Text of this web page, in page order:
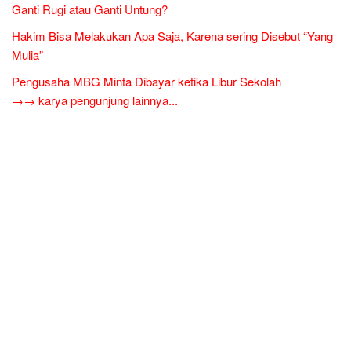
Ganti Rugi atau Ganti Untung?
Hakim Bisa Melakukan Apa Saja, Karena sering Disebut “Yang
Mulia”
Pengusaha MBG Minta Dibayar ketika Libur Sekolah
→→ karya pengunjung lainnya...